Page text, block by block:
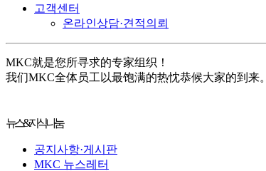
고객센터
온라인상담·견적의뢰
MKC就是您所寻求的专家组织！
我们MKC全体员工以最饱满的热忱恭候大家的到来。
뉴스&지식나눔
공지사항·게시판
MKC 뉴스레터